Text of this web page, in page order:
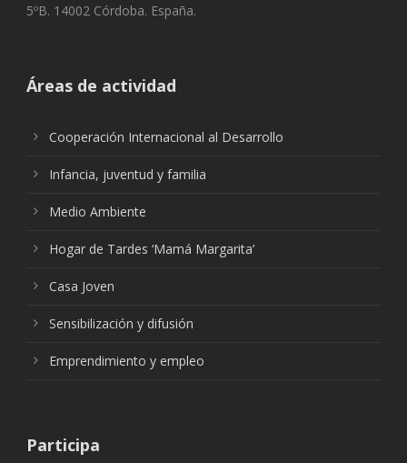
5ºB. 14002 Córdoba. España.
Áreas de actividad
Cooperación Internacional al Desarrollo
Infancia, juventud y familia
Medio Ambiente
Hogar de Tardes ‘Mamá Margarita’
Casa Joven
Sensibilización y difusión
Emprendimiento y empleo
Participa